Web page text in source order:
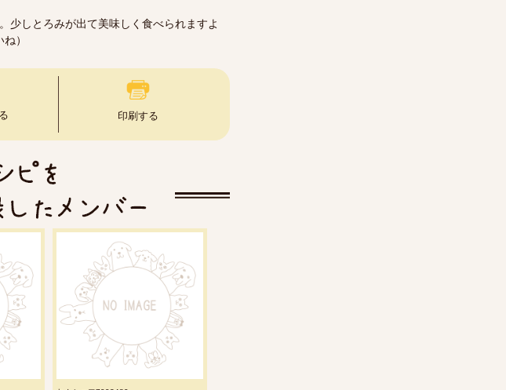
少しとろみが出て美味しく食べられますよ
）
印刷する